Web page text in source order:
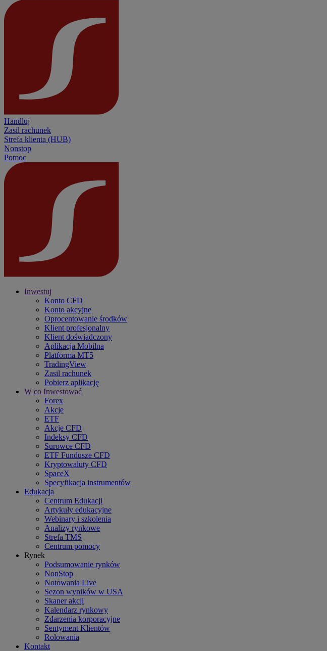
Handluj
Zasil rachunek
Strefa klienta (HUB)
Nonstop
Pomoc
Inwestuj
Konto CFD
Konto akcyjne
Oprocentowanie środków
Klient profesjonalny
Klient doświadczony
Aplikacja Mobilna
Platforma MT5
TradingView
Zasil rachunek
Pobierz aplikację
W co Inwestować
Forex
Akcje
ETF
Akcje CFD
Indeksy CFD
Surowce CFD
ETF Fundusze CFD
Kryptowaluty CFD
SpaceX
Specyfikacja instrumentów
Edukacja
Centrum Edukacji
Artykuły edukacyjne
Webinary i szkolenia
Analizy rynkowe
Strefa TMS
Centrum pomocy
Rynek
Podsumowanie rynków
NonStop
Notowania Live
Sezon wyników w USA
Skaner akcji
Kalendarz rynkowy
Zdarzenia korporacyjne
Sentyment Klientów
Rolowania
Kontakt